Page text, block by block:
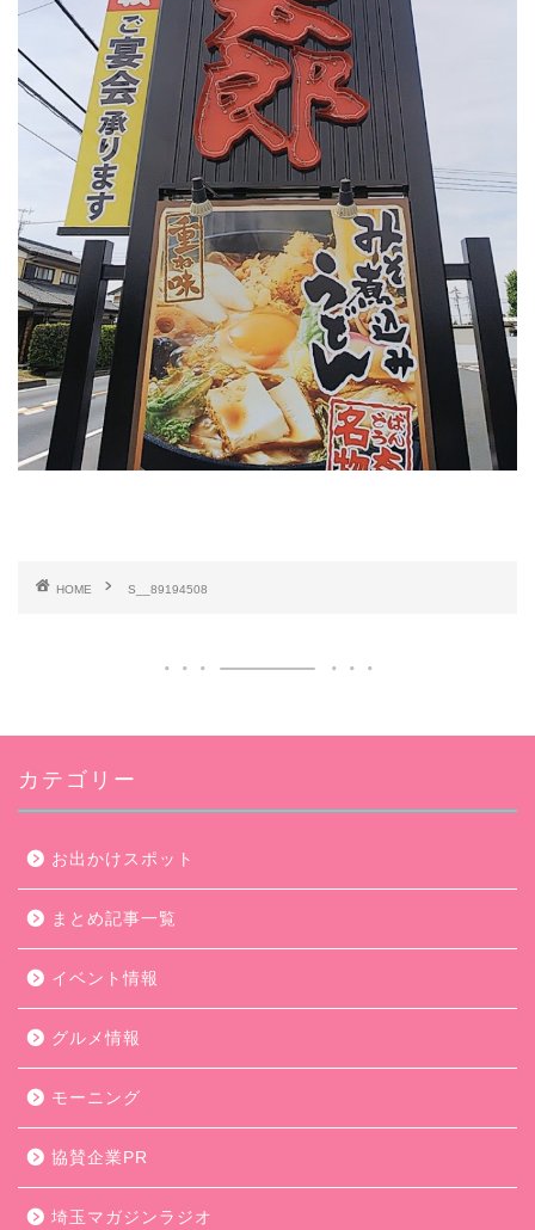
HOME S__89194508
カテゴリー
お出かけスポット
まとめ記事一覧
イベント情報
グルメ情報
モーニング
協賛企業PR
埼玉マガジンラジオ